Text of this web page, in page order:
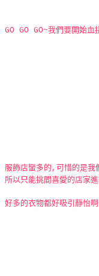
GO GO GO~我們要開始
服飾店蠻多的,可惜的是我
所以只能挑間喜愛的店家
好多的衣物都好吸引靜怡